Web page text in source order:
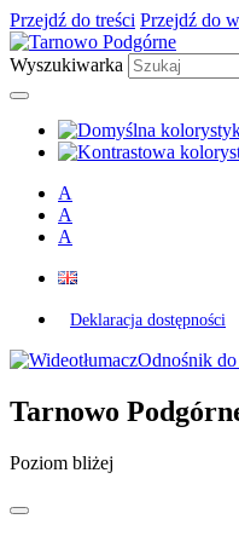
Przejdź do treści Przejdź do
Wyszukiwarka
A
A
A
Deklaracja dostępności
Odnośnik do
Tarnowo
Poziom bliżej